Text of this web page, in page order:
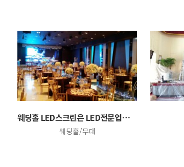
웨딩홀 LED스크린은 LED전문업체에 의뢰하심이 탁월한…
웨딩홀/무대